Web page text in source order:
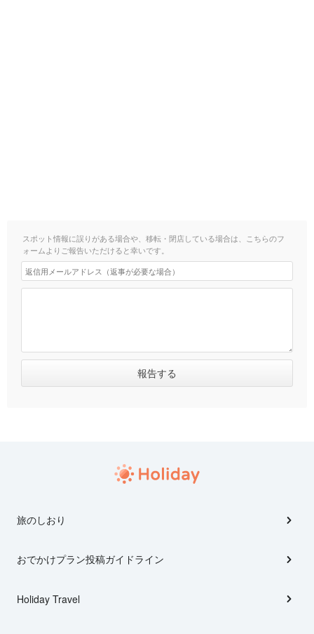
スポット情報に誤りがある場合や、移転・閉店している場合は、こちらのフ
ォームよりご報告いただけると幸いです。
旅のしおり
おでかけプラン投稿ガイドライン
Holiday Travel